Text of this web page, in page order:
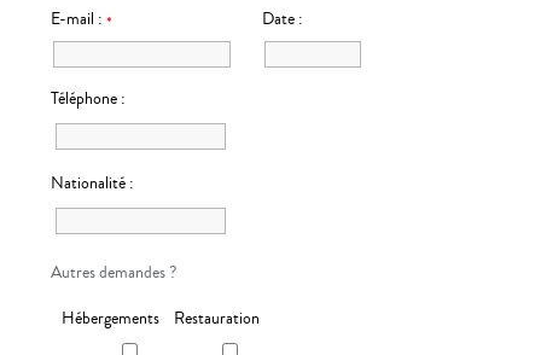
E-mail : *
Téléphone :
Nationalité :
Autres demandes ?
Hébergements
Restauration
Date :